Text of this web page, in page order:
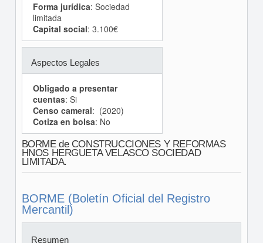
Forma jurídica: Sociedad
limitada
Capital social: 3.100€
Aspectos Legales
Obligado a presentar
cuentas: Si
Censo cameral: (2020)
Cotiza en bolsa: No
BORME de CONSTRUCCIONES Y REFORMAS
HNOS HERGUETA VELASCO SOCIEDAD
LIMITADA.
BORME (Boletín Oficial del Registro
Mercantil)
Resumen